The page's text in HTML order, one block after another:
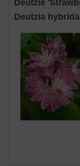
Deutzie
Deutzia